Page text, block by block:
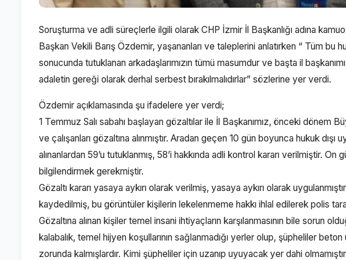
Soruşturma ve adli süreçlerle ilgili olarak CHP İzmir İl Başkanlığı adına
Başkan Vekili Barış Özdemir, yaşananları ve taleplerini anlatırken “ Tüm
sonucunda tutuklanan arkadaşlarımızın tümü masumdur ve başta il
adaletin gereği olarak derhal serbest bırakılmalıdırlar” sözlerine yer verdi.
Özdemir açıklamasında şu ifadelere yer verdi;
1 Temmuz Salı sabahı başlayan gözaltılar ile İl Başkanımız, önceki dönem
ve çalışanları gözaltına alınmıştır. Aradan geçen 10 gün boyunca hukuk
alınanlardan 59’u tutuklanmış, 58’i hakkında adli kontrol kararı verilmiştir.
bilgilendirmek gerekmiştir.
Gözaltı kararı yasaya aykırı olarak verilmiş, yasaya aykırı olarak
kaydedilmiş, bu görüntüler kişilerin lekelenmeme hakkı ihlal edilerek polis
Gözaltına alınan kişiler temel insani ihtiyaçların karşılanmasının bile sorun
kalabalık, temel hijyen koşullarının sağlanmadığı yerler olup, şüpheliler
zorunda kalmışlardır. Kimi şüpheliler için uzanıp uyuyacak yer dahi